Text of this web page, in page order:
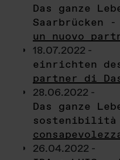
Das ganze
Saarbrücken
un nuovo
18.07.2022 -
einrichten
partner di
28.06.2022 -
Das ganze
26.04.2022 -